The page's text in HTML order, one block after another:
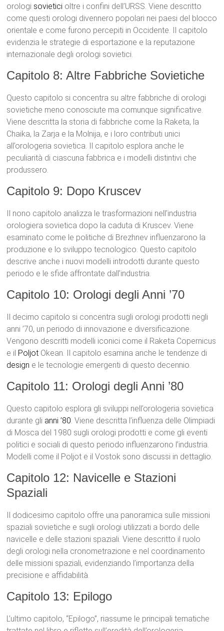
orologi sovietici oltre i confini dell’URSS. Viene descritto
come questi orologi divennero popolari nei paesi del blocco
orientale e come furono percepiti in Occidente. Il capitolo
evidenzia le strategie di esportazione e la reputazione
internazionale degli orologi sovietici.
Capitolo 8: Altre Fabbriche Sovietiche
Questo capitolo si concentra su altre fabbriche di orologi
sovietiche meno conosciute ma comunque significative.
Viene descritta la storia di fabbriche come la Raketa, la
Chaika, la Zarja e la Molnija, e i loro contributi unici
all’orologeria sovietica. Il capitolo esplora anche le
peculiarità di ciascuna fabbrica e i modelli distintivi che
produssero.
Capitolo 9: Dopo Kruscev
Il nono capitolo analizza le trasformazioni nell’industria
orologiera sovietica dopo la caduta di Kruscev. Viene
esaminato come le politiche di Brezhnev influenzarono la
produzione e lo sviluppo tecnologico. Questo capitolo
descrive anche i nuovi modelli introdotti durante questo
periodo e le sfide affrontate dall’industria.
Capitolo 10: Orologi degli Anni ’70
Il decimo capitolo si concentra sugli orologi prodotti negli
anni ’70, un periodo di innovazione e diversificazione.
Vengono descritti modelli iconici come il Raketa Copernicus
e il Poljot Okean. Il capitolo esamina anche le tendenze di
design e le tecnologie emergenti di questo decennio.
Capitolo 11: Orologi degli Anni ’80
Questo capitolo esplora gli sviluppi nell’orologeria sovietica
durante gli anni ’80. Viene descritta l’influenza delle Olimpiadi
di Mosca del 1980 sugli orologi prodotti e come gli eventi
politici e sociali di questo periodo influenzarono l’industria.
Modelli come il Poljot e il Vostok sono discussi in dettaglio.
Capitolo 12: Navicelle e Stazioni
Spaziali
Il dodicesimo capitolo offre una panoramica sulle missioni
spaziali sovietiche e sugli orologi utilizzati a bordo delle
navicelle e delle stazioni spaziali. Viene descritto il ruolo
degli orologi nella cronometrazione e nel coordinamento
delle missioni spaziali, evidenziando l’importanza della
precisione e affidabilità.
Capitolo 13: Epilogo
L’ultimo capitolo, “Epilogo”, riassume le principali tematiche